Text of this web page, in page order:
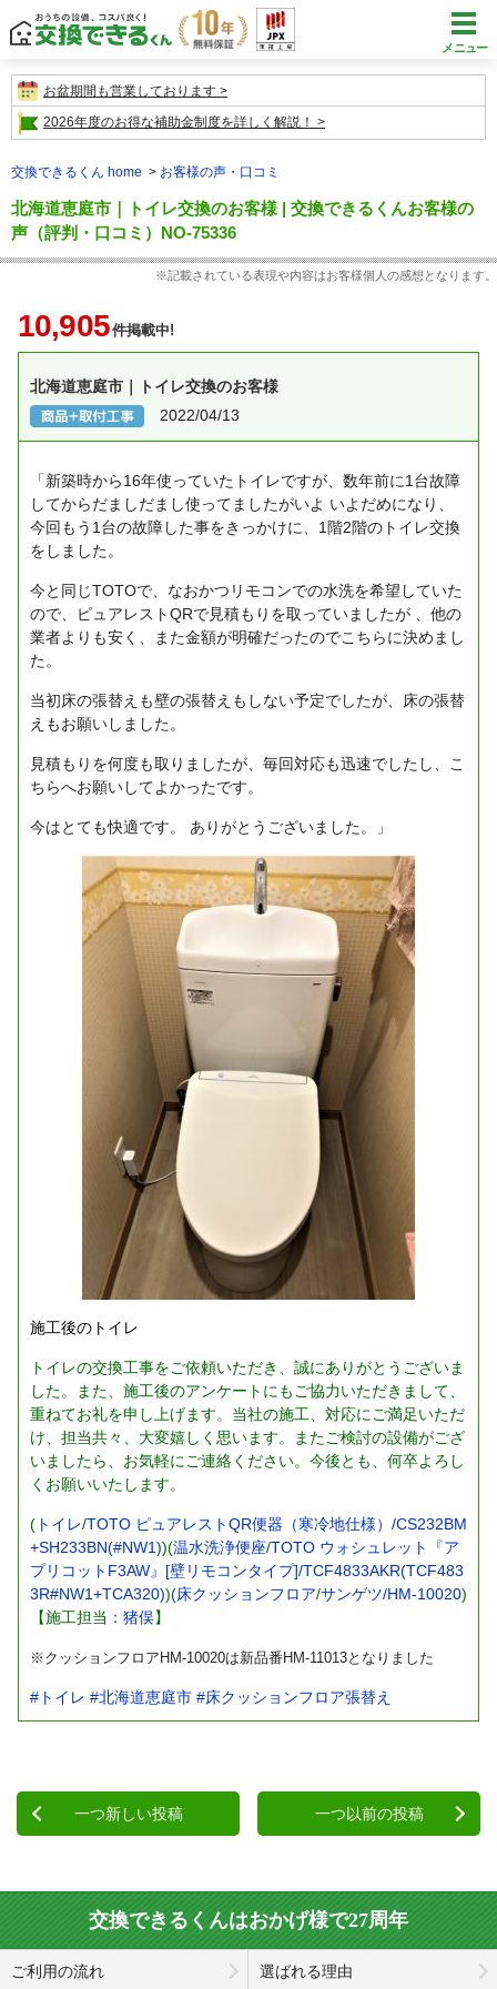
メニュー
お盆期間も営業しております
2026年度のお得な補助金制度を詳しく解説！
交換できるくん home お客様の声・口コミ
北海道恵庭市｜トイレ交換のお客様 | 交換できるくんお客様の
声（評判・口コミ）NO-75336
※記載されている表現や内容はお客様個人の感想となります。
10,905件掲載中!
北海道恵庭市｜トイレ交換のお客様
2022/04/13
「新築時から16年使っていたトイレですが、数年前に1台故障
してからだましだまし使ってましたがいよ いよだめになり、
今回もう1台の故障した事をきっかけに、1階2階のトイレ交換
をしました。
今と同じTOTOで、なおかつリモコンでの水洗を希望していた
ので、ピュアレストQRで見積もりを取っていましたが 、他の
業者よりも安く、また金額が明確だったのでこちらに決めまし
た。
当初床の張替えも壁の張替えもしない予定でしたが、床の張替
えもお願いしました。
見積もりを何度も取りましたが、毎回対応も迅速でしたし、こ
ちらへお願いしてよかったです。
今はとても快適です。 ありがとうございました。」
施工後のトイレ
トイレの交換工事をご依頼いただき、誠にありがとうございま
した。また、施工後のアンケートにもご協力いただきまして、
重ねてお礼を申し上げます。当社の施工、対応にご満足いただ
け、担当共々、大変嬉しく思います。またご検討の設備がござ
いましたら、お気軽にご連絡ください。今後とも、何卒よろし
くお願いいたします。
( トイレ/TOTO ピュアレストQR便器（寒冷地仕様）/CS232BM
+SH233BN(#NW1))(温水洗浄便座/TOTO ウォシュレット『ア
プリコットF3AW』[壁リモコンタイプ]/TCF4833AKR(TCF483
3R#NW1+TCA320))(床クッションフロア/サンゲツ/HM-10020)
【施工担当： 猪俣】
※クッションフロアHM-10020は新品番HM-11013となりました
#トイレ #北海道恵庭市 #床クッションフロア張替え
一つ新しい投稿 一つ以前の投稿
交換できるくんはおかげ様で27周年
ご利用の流れ 選ばれる理由